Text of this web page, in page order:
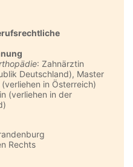
: Zahnärztin
Deutschland), Master
in Österreich)
(verliehen in der
Rechts